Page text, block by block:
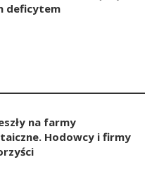
deficytem
na farmy
Hodowcy i firmy